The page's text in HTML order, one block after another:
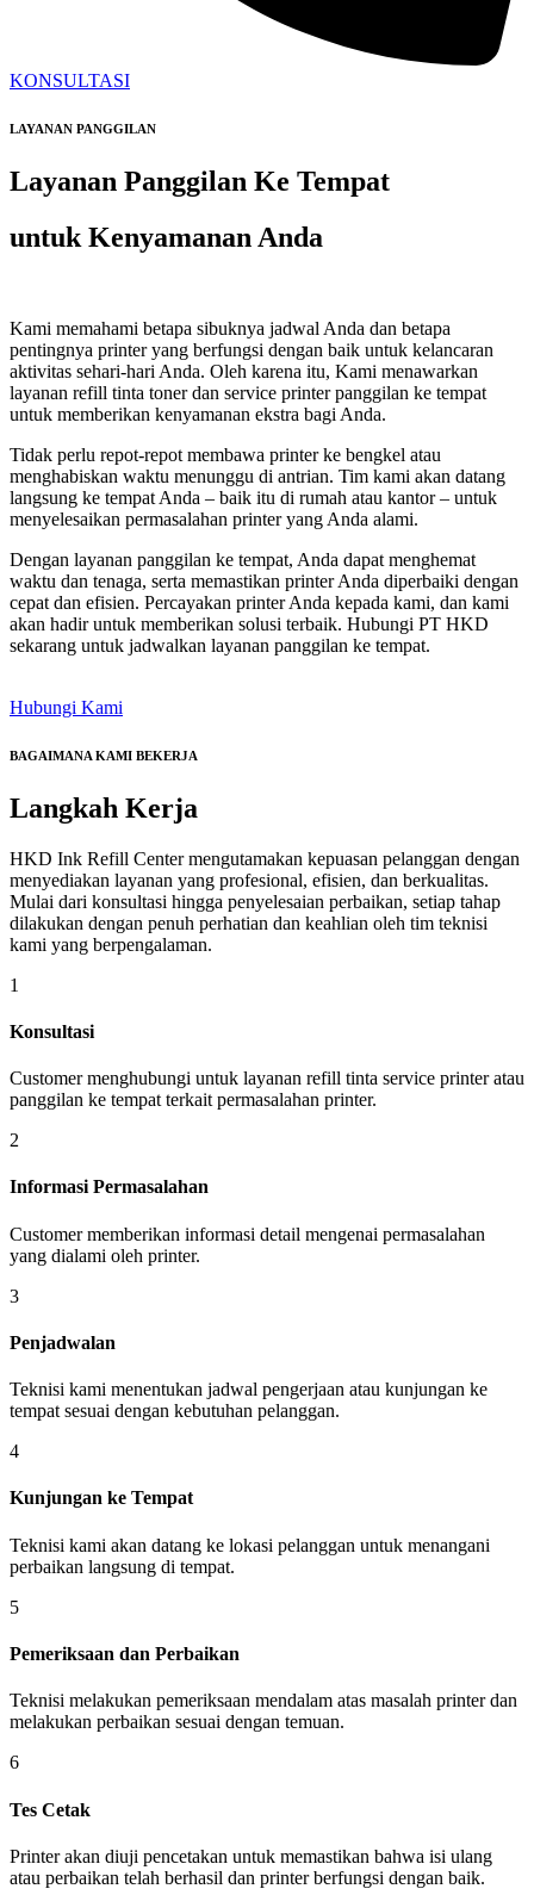
KONSULTASI
LAYANAN PANGGILAN
Layanan Panggilan Ke Tempat
untuk Kenyamanan Anda
Kami memahami betapa sibuknya jadwal Anda dan betapa
pentingnya printer yang berfungsi dengan baik untuk kelancaran
aktivitas sehari-hari Anda. Oleh karena itu, Kami menawarkan
layanan refill tinta toner dan service printer panggilan ke tempat
untuk memberikan kenyamanan ekstra bagi Anda.
Tidak perlu repot-repot membawa printer ke bengkel atau
menghabiskan waktu menunggu di antrian. Tim kami akan datang
langsung ke tempat Anda – baik itu di rumah atau kantor – untuk
menyelesaikan permasalahan printer yang Anda alami.
Dengan layanan panggilan ke tempat, Anda dapat menghemat
waktu dan tenaga, serta memastikan printer Anda diperbaiki dengan
cepat dan efisien. Percayakan printer Anda kepada kami, dan kami
akan hadir untuk memberikan solusi terbaik. Hubungi PT HKD
sekarang untuk jadwalkan layanan panggilan ke tempat.
Hubungi Kami
BAGAIMANA KAMI BEKERJA
Langkah Kerja
HKD Ink Refill Center mengutamakan kepuasan pelanggan dengan
menyediakan layanan yang profesional, efisien, dan berkualitas.
Mulai dari konsultasi hingga penyelesaian perbaikan, setiap tahap
dilakukan dengan penuh perhatian dan keahlian oleh tim teknisi
kami yang berpengalaman.
1
Konsultasi
Customer menghubungi untuk layanan refill tinta service printer atau
panggilan ke tempat terkait permasalahan printer.
2
Informasi Permasalahan
Customer memberikan informasi detail mengenai permasalahan
yang dialami oleh printer.
3
Penjadwalan
Teknisi kami menentukan jadwal pengerjaan atau kunjungan ke
tempat sesuai dengan kebutuhan pelanggan.
4
Kunjungan ke Tempat
Teknisi kami akan datang ke lokasi pelanggan untuk menangani
perbaikan langsung di tempat.
5
Pemeriksaan dan Perbaikan
Teknisi melakukan pemeriksaan mendalam atas masalah printer dan
melakukan perbaikan sesuai dengan temuan.
6
Tes Cetak
Printer akan diuji pencetakan untuk memastikan bahwa isi ulang
atau perbaikan telah berhasil dan printer berfungsi dengan baik.